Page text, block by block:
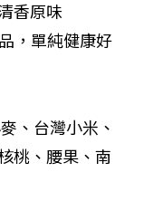
香原味
，單純健康好
、台灣小米、
桃、腰果、南